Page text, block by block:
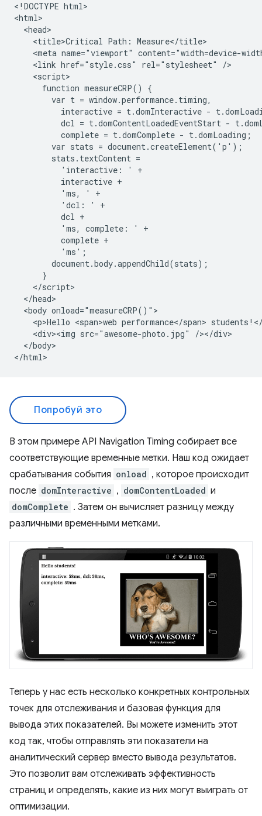
<!DOCTYPE html>
<html>
  <head>
    <title>Critical Path: Measure</title>
<meta name="viewport" content="width=device-
    <link href="style.css" rel="stylesheet" />
    <script>
      function measureCRP() {
        var t = window.performance.timing,
interactive = t.domInteractive -
dcl = t.domContentLoadedEventStart -
          complete = t.domComplete - t.domLoading;
        var stats = document.createElement('p');
        stats.textContent =
          'interactive: ' +
          interactive +
          'ms, ' +
          'dcl: ' +
          dcl +
          'ms, complete: ' +
          complete +
          'ms';
        document.body.appendChild(stats);
      }
    </script>
  </head>
  <body onload="measureCRP()">
<p>Hello <span>web performance</span>
    <div><img src="awesome-photo.jpg" /></div>
  </body>
Попробуй это
В этом примере API Navigation Timing собирает все
соответствующие временные метки. Наш код ожидает
срабатывания события onload , которое происходит
после domInteractive , domContentLoaded и
domComplete . Затем он вычисляет разницу между
различными временными метками.
Теперь у нас есть несколько конкретных контрольных
точек для отслеживания и базовая функция для
вывода этих показателей. Вы можете изменить этот
код так, чтобы отправлять эти показатели на
аналитический сервер вместо вывода результатов.
Это позволит вам отслеживать эффективность
страниц и определять, какие из них могут выиграть от
оптимизации.